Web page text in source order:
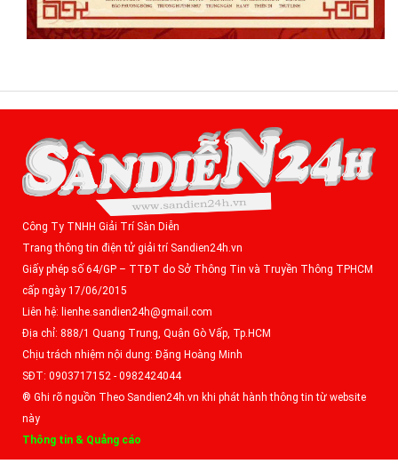
Công Ty TNHH Giải Trí Sàn Diễn
Trang thông tin điện tử giải trí Sandien24h.vn
Giấy phép số 64/GP – TTĐT do Sở Thông Tin và Truyền Thông TPHCM
cấp ngày 17/06/2015
Liên hệ: lienhe.sandien24h@gmail.com
Địa chỉ: 888/1 Quang Trung, Quận Gò Vấp, Tp.HCM
Chịu trách nhiệm nội dung: Đặng Hoàng Minh
SĐT: 0903717152 - 0982424044
® Ghi rõ nguồn Theo Sandien24h.vn khi phát hành thông tin từ website
này
Thông tin & Quảng cáo